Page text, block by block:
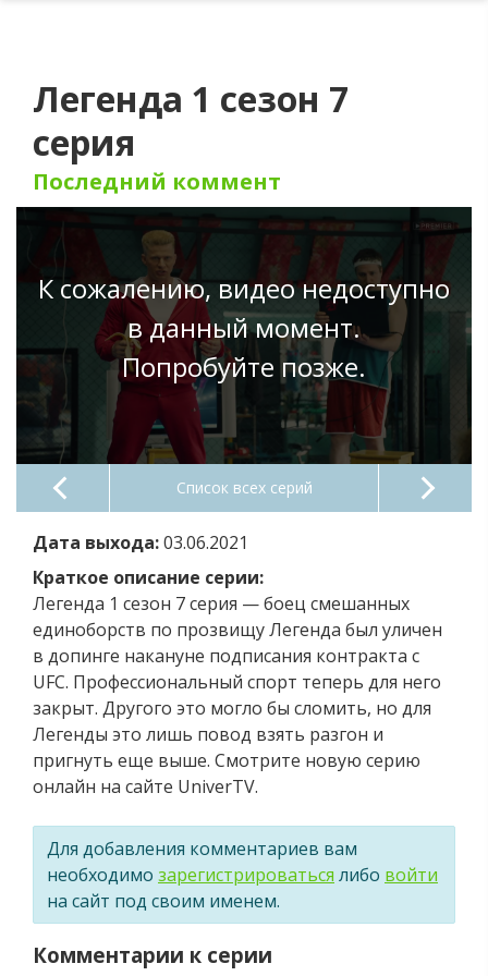
Легенда 1 сезон 7
серия
Последний коммент
К сожалению, видео недоступно
в данный момент.
Попробуйте позже.
Список всех серий
Дата выхода:03.06.2021
Краткое описание серии:
Легенда 1 сезон 7 серия — боец смешанных
единоборств по прозвищу Легенда был уличен
в допинге накануне подписания контракта с
UFC. Профессиональный спорт теперь для него
закрыт. Другого это могло бы сломить, но для
Легенды это лишь повод взять разгон и
пригнуть еще выше. Смотрите новую серию
онлайн на сайте UniverTV.
Для добавления комментариев вам
необходимо зарегистрироваться либо войти
на сайт под своим именем.
Комментарии к серии